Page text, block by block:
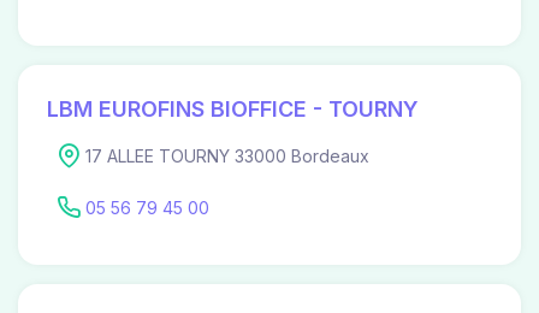
LBM EUROFINS BIOFFICE - TOURNY
17 ALLEE TOURNY 33000 Bordeaux
05 56 79 45 00